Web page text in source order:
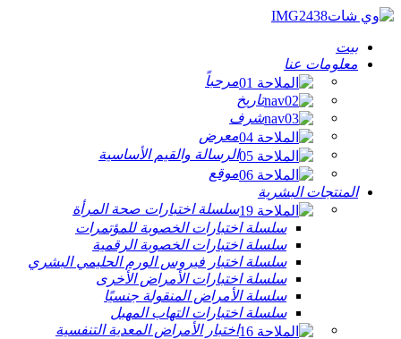
بيت
معلومات عنا
مرحباً
تاريخ
شرف
معرض
الرسالة والقيم الأساسية
موقع
المنتجات البشرية
سلسلة اختبارات صحة المرأة
سلسلة اختبارات الخصوبة للمؤتمرات
سلسلة اختبارات الخصوبة الرقمية
سلسلة اختبار فيروس الورم الحليمي البشري
سلسلة اختبارات الأمراض الأخرى
سلسلة الأمراض المنقولة جنسيًا
سلسلة اختبارات التهاب المهبل
اختبار الأمراض المعدية التنفسية